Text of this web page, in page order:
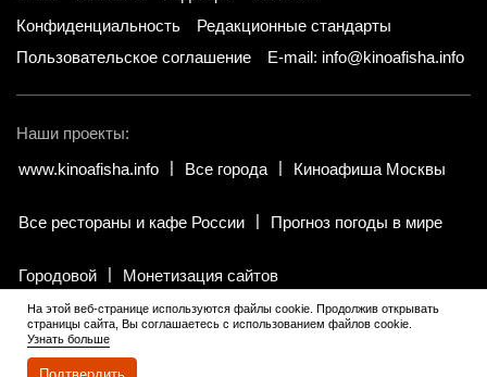
Конфиденциальность
Редакционные стандарты
Пользовательское соглашение
E-mail: info@kinoafisha.info
Наши проекты:
www.kinoafisha.info
Все города Киноафиша Москвы
Все рестораны и кафе России Прогноз погоды в мире
Городовой Монетизация сайтов
© 2002-2026 Все права и материалы принадлежат «Киноафиша».
18+. Копирование информации только с письменного разрешения
редакции.
На этой веб-странице используются файлы cookie. Продолжив открывать
страницы сайта, Вы соглашаетесь с использованием файлов cookie.
Узнать больше
Подтвердить